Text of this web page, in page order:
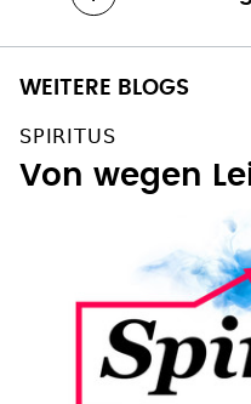
SPIRITUS
Von wegen